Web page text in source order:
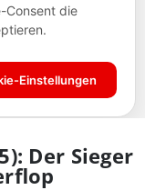
Der Sieger